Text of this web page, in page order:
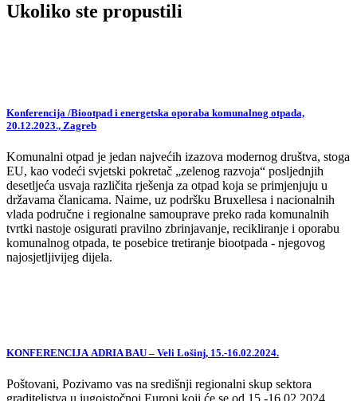
Ukoliko ste propustili
Konferencija /Biootpad i energetska oporaba komunalnog otpada,
20.12.2023., Zagreb
Komunalni otpad je jedan najvećih izazova modernog društva, stoga
EU, kao vodeći svjetski pokretač „zelenog razvoja“ posljednjih
desetljeća usvaja različita rješenja za otpad koja se primjenjuju u
državama članicama. Naime, uz podršku Bruxellesa i nacionalnih
vlada područne i regionalne samouprave preko rada komunalnih
tvrtki nastoje osigurati pravilno zbrinjavanje, recikliranje i oporabu
komunalnog otpada, te posebice tretiranje biootpada - njegovog
najosjetljivijeg dijela.
KONFERENCIJA ADRIA BAU – Veli Lošinj, 15.-16.02.2024.
Poštovani, Pozivamo vas na središnji regionalni skup sektora
graditeljstva u jugoistočnoj Europi koji će se od 15.-16.02.2024.